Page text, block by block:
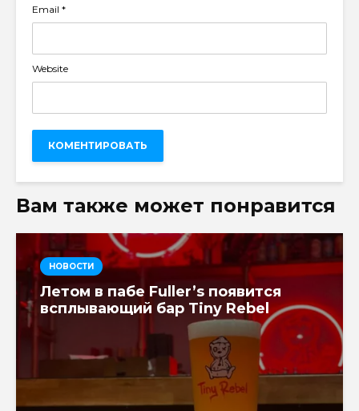
Email *
Website
Вам также может понравится
НОВОСТИ
Летом в пабе Fuller’s появится
всплывающий бар Tiny Rebel